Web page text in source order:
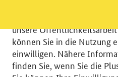
unsere
können Sie in die Nutzung
einwilligen. Nähere
finden Sie, wenn Sie die